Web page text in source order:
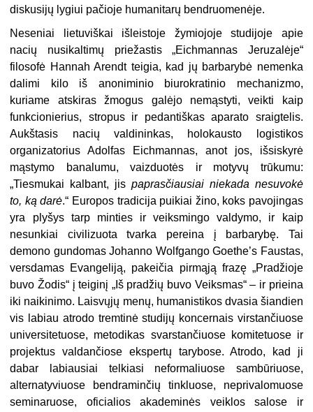
diskusijų lygiui pačioje humanitarų bendruomenėje.
Neseniai lietuviškai išleistoje žymiojoje studijoje apie
nacių nusikaltimų priežastis „Eichmannas Jeruzalėje“
filosofė Hannah Arendt teigia, kad jų barbarybė nemenka
dalimi kilo iš anoniminio biurokratinio mechanizmo,
kuriame atskiras žmogus galėjo nemąstyti, veikti kaip
funkcionierius, stropus ir pedantiškas aparato sraigtelis.
Aukštasis nacių valdininkas, holokausto logistikos
organizatorius Adolfas Eichmannas, anot jos, išsiskyrė
mąstymo banalumu, vaizduotės ir motyvų trūkumu:
„Tiesmukai kalbant, jis paprasčiausiai niekada nesuvokė
to, ką darė.“ Europos tradicija puikiai žino, koks pavojingas
yra plyšys tarp minties ir veiksmingo valdymo, ir kaip
nesunkiai civilizuota tvarka pereina į barbarybę. Tai
demono gundomas Johanno Wolfgango Goethe’s Faustas,
versdamas Evangeliją, pakeičia pirmąją frazę „Pradžioje
buvo Žodis“ į teiginį „Iš pradžių buvo Veiksmas“ – ir prieina
iki naikinimo. Laisvųjų menų, humanistikos dvasia šiandien
vis labiau atrodo tremtinė studijų koncernais virstančiuose
universitetuose, metodikas svarstančiuose komitetuose ir
projektus valdančiose ekspertų tarybose. Atrodo, kad ji
dabar labiausiai telkiasi neformaliuose sambūriuose,
alternatyviuose bendraminčių tinkluose, neprivalomuose
seminaruose, oficialios akademinės veiklos salose ir